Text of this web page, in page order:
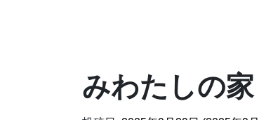
みわたしの家